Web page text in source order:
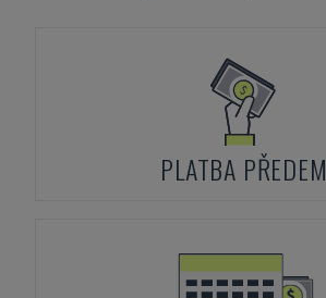
PLATBA PŘEDEM